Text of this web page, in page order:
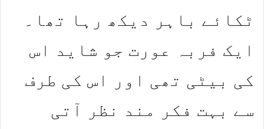
ٹکائے باہر دیکھ رہا تھا۔
ایک فربہ عورت جو شاید اس
کی بیٹی تھی اور اس کی طرف
سے بہت فکر مند نظر آتی